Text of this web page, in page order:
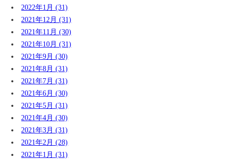
2022年1月 (31)
2021年12月 (31)
2021年11月 (30)
2021年10月 (31)
2021年9月 (30)
2021年8月 (31)
2021年7月 (31)
2021年6月 (30)
2021年5月 (31)
2021年4月 (30)
2021年3月 (31)
2021年2月 (28)
2021年1月 (31)